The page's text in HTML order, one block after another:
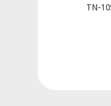
Phonefax 335
TN-